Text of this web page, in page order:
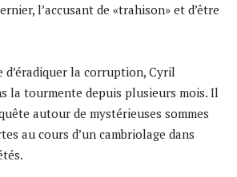
l’accusant de «trahison» et d’être
d’éradiquer la corruption, Cyril
la tourmente depuis plusieurs mois. Il
autour de mystérieuses sommes
au cours d’un cambriolage dans